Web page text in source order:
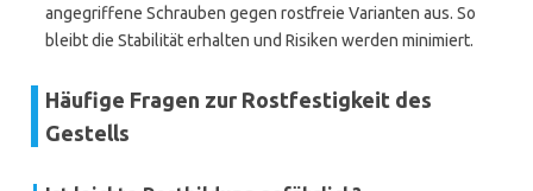
angegriffene Schrauben gegen rostfreie Varianten aus. So
bleibt die Stabilität erhalten und Risiken werden minimiert.
Häufige Fragen zur Rostfestigkeit des
Gestells